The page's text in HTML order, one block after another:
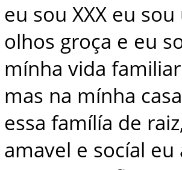
eu sou XXX eu sou
olhos groça e eu
mínha vida familiar
mas na mínha casa
essa famílía de raiz
amavel e socíal eu